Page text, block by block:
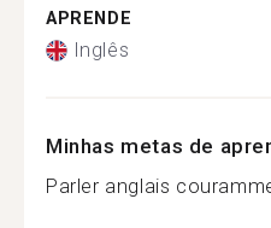
APRENDE
Inglês
Minhas metas de
Parler anglais